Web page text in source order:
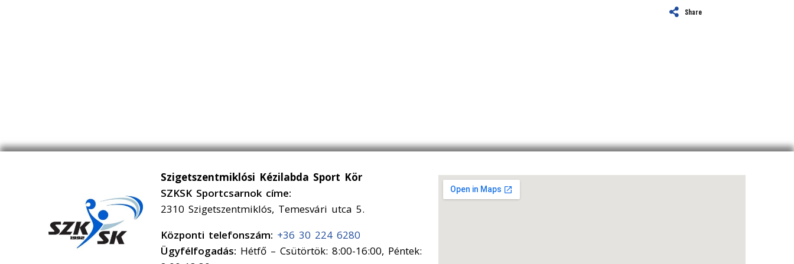
Share
Szigetszentmiklósi Kézilabda Sport Kör
SZKSK Sportcsarnok címe:
2310 Szigetszentmiklós, Temesvári utca 5.
Központi telefonszám: +36 30 224 6280
Ügyfélfogadás: Hétfő – Csütörtök: 8:00-16:00, Péntek: